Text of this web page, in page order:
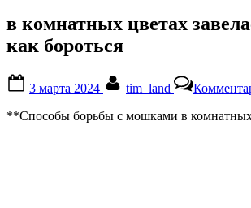
в комнатных цветах
как бороться
on
3 марта 2024 tim_land
**Способы борьбы с мошками в